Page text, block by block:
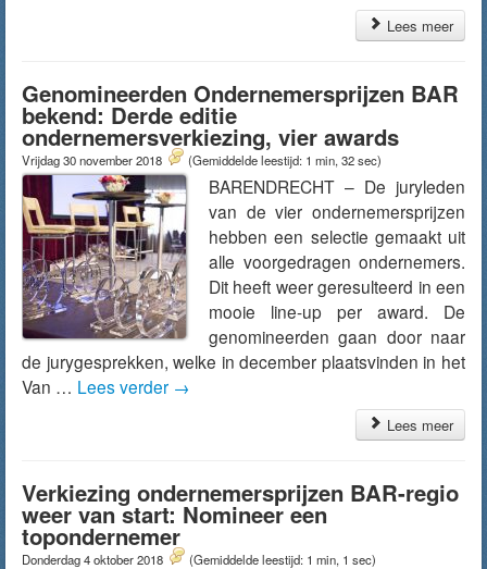
Lees meer
Genomineerden Ondernemersprijzen BAR
bekend: Derde editie
ondernemersverkiezing, vier awards
Vrijdag 30 november 2018 (Gemiddelde leestijd: 1 min, 32 sec)
BARENDRECHT – De juryleden
van de vier ondernemersprijzen
hebben een selectie gemaakt uit
alle voorgedragen ondernemers.
Dit heeft weer geresulteerd in een
mooie line-up per award. De
genomineerden gaan door naar
de jurygesprekken, welke in december plaatsvinden in het
Van … Lees verder →
Lees meer
Verkiezing ondernemersprijzen BAR-regio
weer van start: Nomineer een
topondernemer
Donderdag 4 oktober 2018 (Gemiddelde leestijd: 1 min, 1 sec)